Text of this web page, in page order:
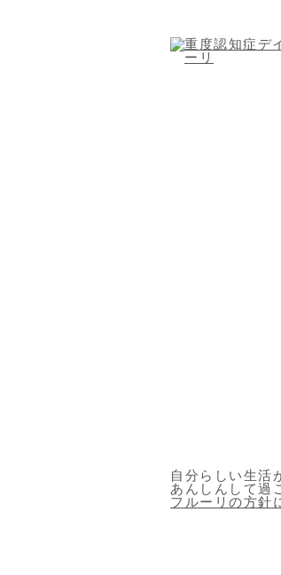
自分らしい生活
あんしんして過
フルーリの方針